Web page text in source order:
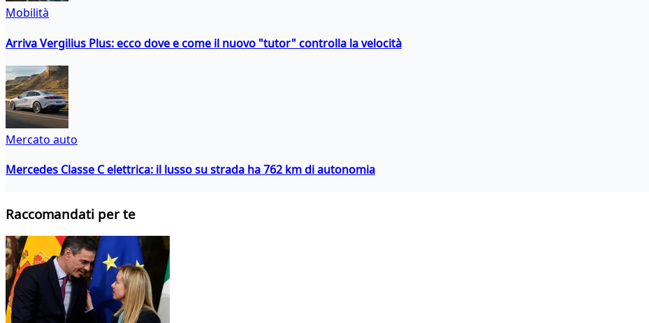
Mobilità
Arriva Vergilius Plus: ecco dove e come il nuovo "tutor" controlla la velocità
Mercato auto
Mercedes Classe C elettrica: il lusso su strada ha 762 km di autonomia
Raccomandati per te